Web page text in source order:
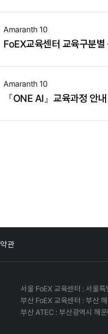
Amaranth 10
FoEX교육센터 교육구분별
Amaranth 10
『ONE AI』교육과정 안내
관
서울 FoEX 교육센터 : 서울
부산 FoEX 교육센터 : 부산
부산 ATEC : 부산광역시 해